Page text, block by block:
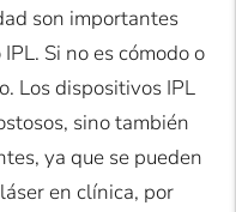
son importantes
Si no es cómodo o
Los dispositivos IPL
sino también
ya que se pueden
en clínica, por